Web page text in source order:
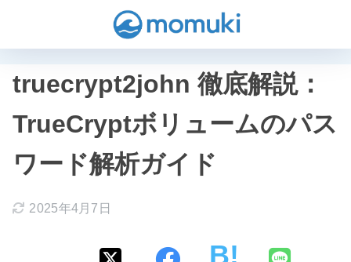
truecrypt2john 徹底解説：
TrueCryptボリュームのパス
ワード解析ガイド
2025年4月7日